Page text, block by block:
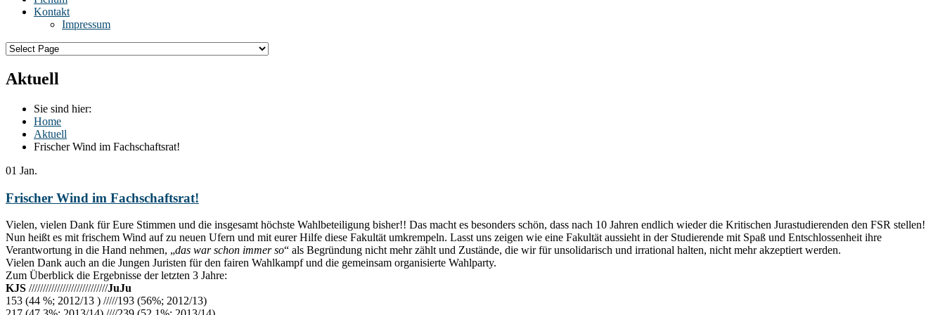
Kontakt
Impressum
Aktuell
Sie sind hier:
Home
Aktuell
Frischer Wind im Fachschaftsrat!
01 Jan.
Frischer Wind im Fachschaftsrat!
Vielen, vielen Dank für Eure Stimmen und die insgesamt höchste Wahlbeteiligung bisher!! Das macht es besonders schön, dass nach 10 Jahren endlich wieder die Kritischen Jurastudierenden den FSR stellen!
Nun heißt es mit frischem Wind auf zu neuen Ufern und mit eurer Hilfe diese Fakultät umkrempeln. Lasst uns zeigen wie eine Fakultät aussieht in der Studierende mit Spaß und Entschlossenheit ihre
Verantwortung in die Hand nehmen, „das war schon immer so“ als Begründung nicht mehr zählt und Zustände, die wir für unsolidarisch und irrational halten, nicht mehr akzeptiert werden.
Vielen Dank auch an die Jungen Juristen für den fairen Wahlkampf und die gemeinsam organisierte Wahlparty.
Zum Überblick die Ergebnisse der letzten 3 Jahre:
KJS ////////////////////////////JuJu
153 (44 %; 2012/13 ) /////193 (56%; 2012/13)